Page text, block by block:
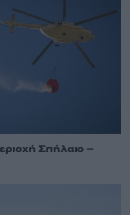
Σπήλαιο –